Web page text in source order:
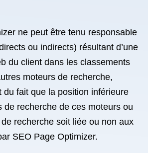
ne peut être tenu responsable
ou indirects) résultant d’une
du client dans les classements
moteurs de recherche,
du fait que la position inférieure
de recherche de ces moteurs ou
de recherche soit liée ou non aux
SEO Page Optimizer.